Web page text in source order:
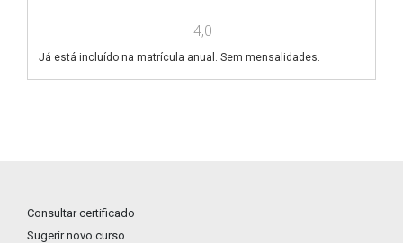
4,0
Já está incluído na matrícula anual. Sem mensalidades.
Consultar certificado
Sugerir novo curso